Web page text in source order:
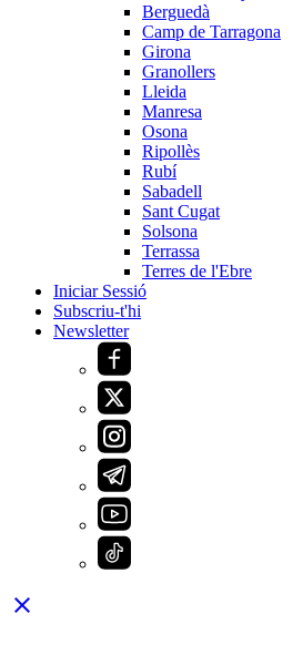
Berguedà
Camp de Tarragona
Girona
Granollers
Lleida
Manresa
Osona
Ripollès
Rubí
Sabadell
Sant Cugat
Solsona
Terrassa
Terres de l'Ebre
Iniciar Sessió
Subscriu-t'hi
Newsletter
close